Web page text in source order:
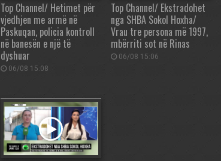
Top Channel/ Hetimet për
vjedhjen me armë në
Paskuqan, policia kontroll
në banesën e një të
dyshuar
06/08 15:08
Top Channel/ Ekstradohet
nga SHBA Sokol Hoxha/
Vrau tre persona më 1997,
mbërriti sot në Rinas
06/08 15:06